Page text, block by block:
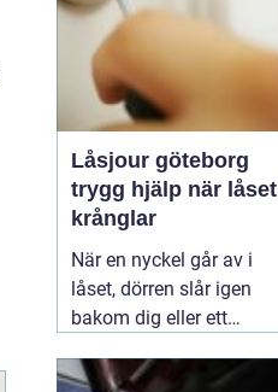
onödigt krångel. En04
augusti 2026
Låsjour göteborg
trygg hjälp när låset
krånglar
När en nyckel går av i
låset, dörren slår igen
bakom dig eller ett
och karm, uppstår ofta